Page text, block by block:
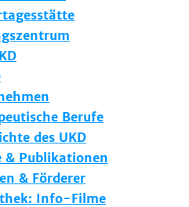
Berufe
des UKD
& Publikationen
& Förderer
Info-Filme